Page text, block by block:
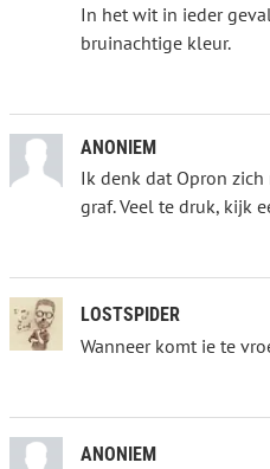
In het wit in ieder
bruinachtige kleur.
ANONIEM
Ik denk dat Opron
graf. Veel te druk, kijk
LOSTSPIDER
Wanneer komt ie te
ANONIEM